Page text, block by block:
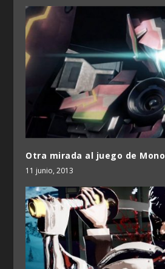
Otra mirada al juego de
11 junio, 2013